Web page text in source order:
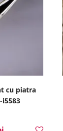
cu piatra
i5583